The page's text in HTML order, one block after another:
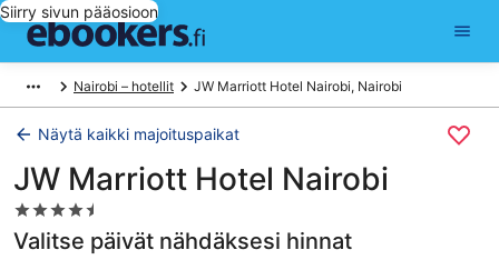
Siirry sivun pääosioon
Nairobi – hotellit JW Marriott Hotel Nairobi, Nairobi
Näytä kaikki majoituspaikat
JW Marriott Hotel Nairobi
4.5
tähden
majoituspaikka
Valitse päivät nähdäksesi hinnat